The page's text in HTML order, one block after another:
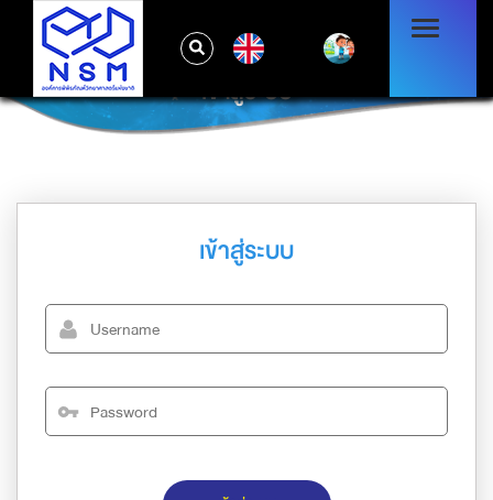
เข้าสู่ระบบ
เข้าสู่ระบบ